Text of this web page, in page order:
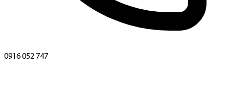
0916 052 747